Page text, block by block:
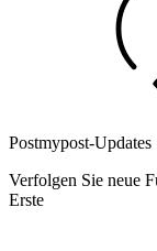
Postmypost-Updates
Verfolgen Sie neue
Erste